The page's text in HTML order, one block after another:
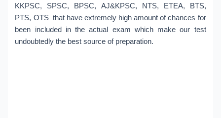
KKPSC, SPSC, BPSC, AJ&KPSC, NTS, ETEA, BTS,
PTS, OTS that have extremely high amount of chances for
been included in the actual exam which make our test
undoubtedly the best source of preparation.